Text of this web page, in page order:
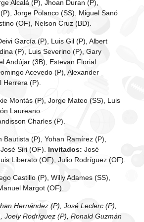
Alcalá (P), Jhoan Duran (P),
Jorge Polanco (SS), Miguel Sanó
(OF), Nelson Cruz (BD).
García (P), Luis Gil (P), Albert
(P), Luis Severino (P), Gary
Andújar (3B), Estevan Florial
Acevedo (P), Alexander
Herrera (P).
Montás (P), Jorge Mateo (SS), Luis
Laureano
Charles (P).
Bautista (P), Yohan Ramírez (P),
Siri (OF). Invitados: José
Liberato (OF), Julio Rodríguez (OF).
Castillo (P), Willy Adames (SS),
Margot (OF).
Hernández (P), José Leclerc (P),
Joely Rodríguez (P), Ronald Guzmán